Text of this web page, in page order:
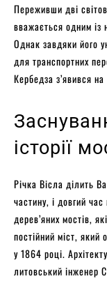
Переживши дві
вважається одним із
Однак завдяки його
для транспортних
Кербедза з’явився на
історії
Річка Вісла ділить
частину, і довгий
дерев’яних мостів,
постійний міст, який
у 1864 році.
литовський інженер